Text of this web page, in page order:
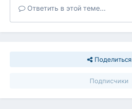
Ответить в этой теме...
Поделиться
Подписчики